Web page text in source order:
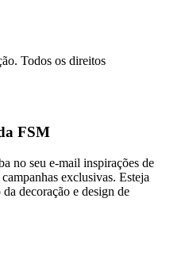
Todos os direitos
FSM
no seu e-mail inspirações de
exclusivas. Esteja
decoração e design de